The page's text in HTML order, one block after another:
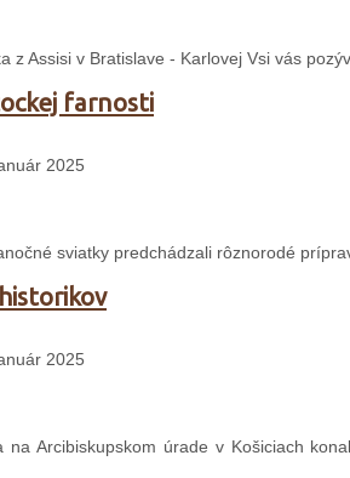
z Assisi v Bratislave - Karlovej Vsi vás
farnosti
2025
sviatky predchádzali rôznorodé
2025
Arcibiskupskom úrade v Košiciach